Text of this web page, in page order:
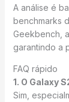
A análise é
benchmarks
Geekbench,
garantindo a
FAQ rápido
1. O Galaxy
Sim,